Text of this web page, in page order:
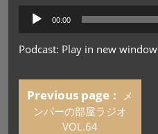
プ
レ
ヤ
ー
00:00
Podcast: Play in new window
Previous page
メ
ンバーの部屋ラジオ
VOL.64